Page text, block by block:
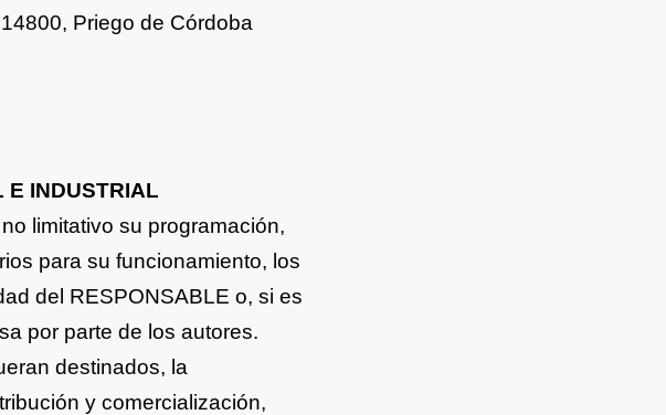
Priego de Córdoba
E INDUSTRIAL
limitativo su programación,
para su funcionamiento, los
del RESPONSABLE o, si es
por parte de los autores.
destinados, la
y comercialización,